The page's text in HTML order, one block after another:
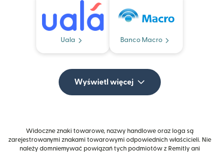
Uala Banco Macro
Wyświetl więcej
Widoczne znaki towarowe, nazwy handlowe oraz loga są
zarejestrowanymi znakami towarowymi odpowiednich właścicieli. Nie
należy domniemywać powiązań tych podmiotów z Remitly ani